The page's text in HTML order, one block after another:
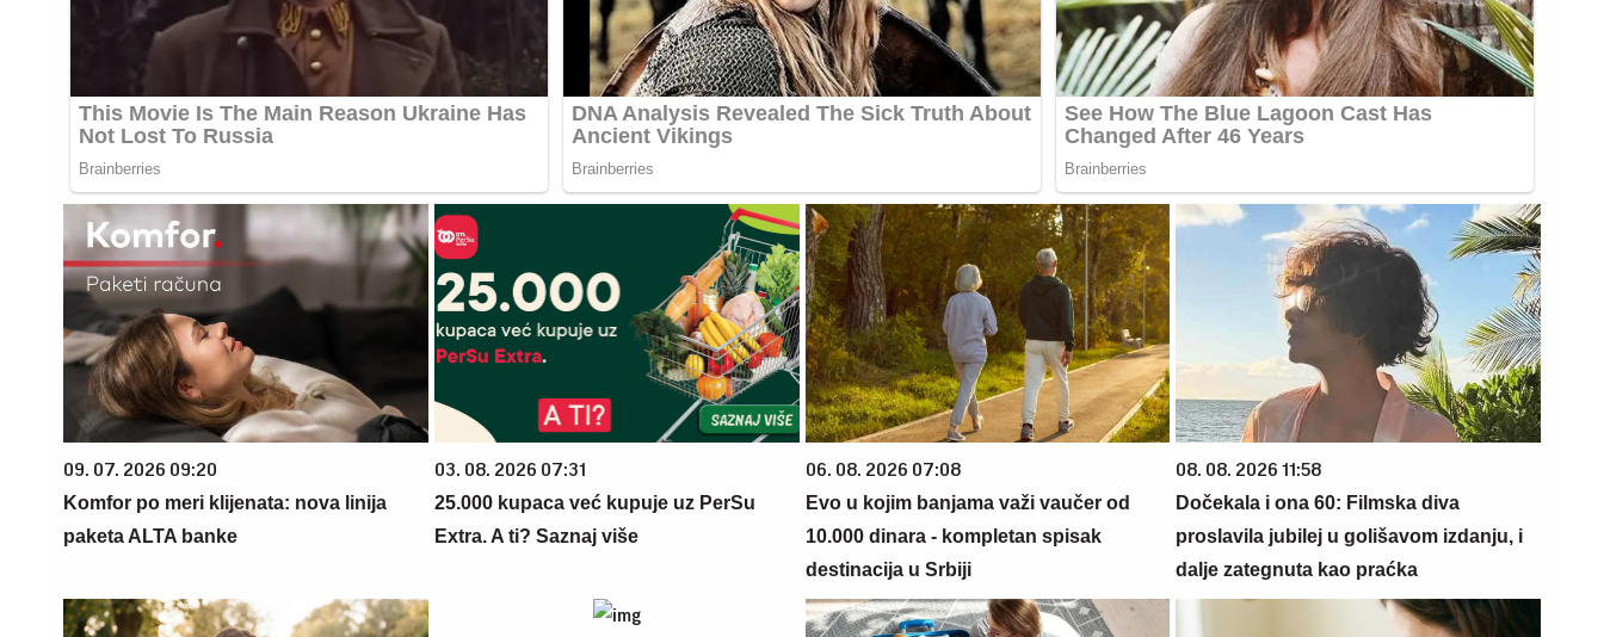
09. 07. 2026 09:20
Komfor po meri klijenata: nova linija
paketa ALTA banke
03. 08. 2026 07:31
25.000 kupaca već kupuje uz PerSu
Extra. A ti? Saznaj više
06. 08. 2026 07:08
Evo u kojim banjama važi vaučer od
10.000 dinara - kompletan spisak
destinacija u Srbiji
08. 08. 2026 11:58
Dočekala i ona 60: Filmska diva
proslavila jubilej u golišavom izdanju, i
dalje zategnuta kao praćka